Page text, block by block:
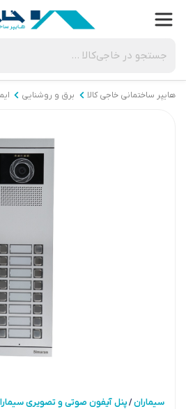
هایپر ساختمانی خاجی‌ کالا برق و روشنایی
سیماران/پنل آیفون صوتی و تصویری